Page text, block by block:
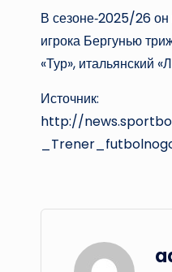
В сезоне‑2025/26 он
игрока Бергунью
«Тур», итальянский
Источник:
http://